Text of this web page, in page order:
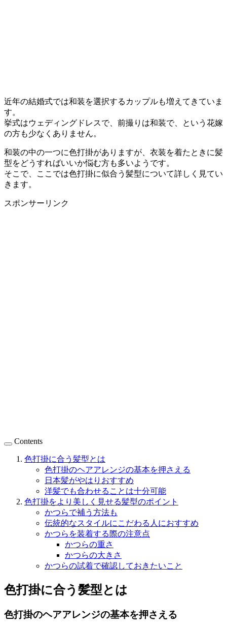
近年の結婚式では和装を選択するカップルも増えてきていま
す。
挙式はウェディングドレスで、前撮りは和装で、という花嫁
の方も少なくありません。
和装の中の一つに色打掛がありますが、衣装を着たときに髪
型をどうすればいいか悩む方も多いようです。
そこで、ここでは色打掛に似合う髪型について詳しく見てい
きます。
スポンサーリンク
Contents
色打掛に合う髪型とは
色打掛のヘアアレンジの基本を押さえる
日本髪がやはりおすすめ
洋髪でも合わせることは十分可能
色打掛をより美しく見せる髪型のポイント
かつらで補う方法も
伝統的なスタイルにこだわる人におすすめ
かつらを装着する際の注意点
かつらの重さ
かつらの大きさ
かつらの試着で確認しておきたいこと
色打掛に合う髪型とは
色打掛のヘアアレンジの基本を押さえる